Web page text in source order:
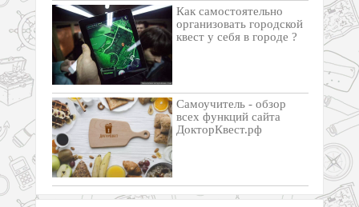
Как самостоятельно
организовать городской
квест у себя в городе ?
Самоучитель - обзор
всех функций сайта
ДокторКвест.рф